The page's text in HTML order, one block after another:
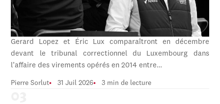
Gerard Lopez et Éric Lux comparaîtront en décembre
devant le tribunal correctionnel du Luxembourg dans
l’affaire des virements opérés en 2014 entre…
Pierre Sorlut 31 Juil 2026 3 min de lecture